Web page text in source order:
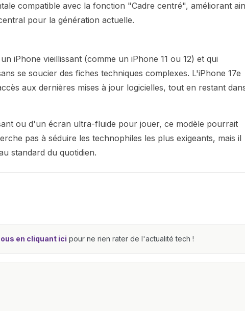
compatible avec la fonction "Cadre centré", améliorant
pour la génération actuelle.
iPhone vieillissant (comme un iPhone 11 ou 12) et qui
se soucier des fiches techniques complexes. L'iPhone 17e
aux dernières mises à jour logicielles, tout en restant
ou d'un écran ultra-fluide pour jouer, ce modèle pourrait
pas à séduire les technophiles les plus exigeants, mais il
standard du quotidien.
en cliquant ici pour ne rien rater de l'actualité tech !